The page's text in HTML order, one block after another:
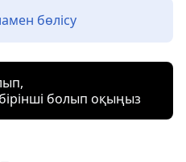
бөлісу
болып оқыңыз